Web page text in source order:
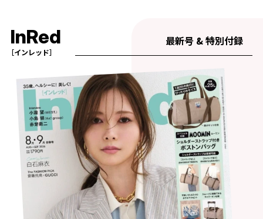
InRed
［インレッド］
最新号 & 特別付録